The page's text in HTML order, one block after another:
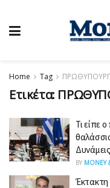
Home Tag
Ετικέτα:
Τι είπε
Δυνάμεις
BY MONEY
Έκτακτη